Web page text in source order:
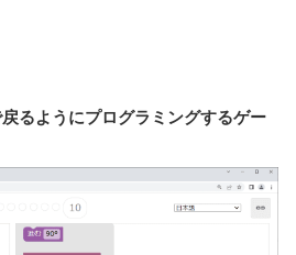
るようにプログラミングするゲー